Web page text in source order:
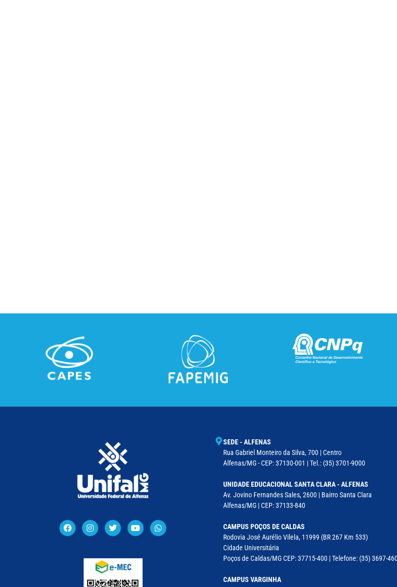
SEDE - ALFENAS
Rua Gabriel Monteiro da Silva, 700 | Centro
Alfenas/MG - CEP: 37130-001 | Tel.: (35) 3701-9000
UNIDADE EDUCACIONAL SANTA CLARA - ALFENAS
Av. Jovino Fernandes Sales, 2600 | Bairro Santa Clara
Alfenas/MG | CEP: 37133-840
CAMPUS POÇOS DE CALDAS
Rodovia José Aurélio Vilela, 11999 (BR 267 Km 533)
Cidade Universitária
Poços de Caldas/MG CEP: 37715-400 | Telefone: (35) 3697-
CAMPUS VARGINHA